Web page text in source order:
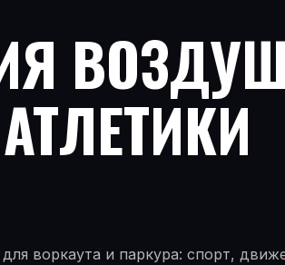
воркаута и паркура: спорт,